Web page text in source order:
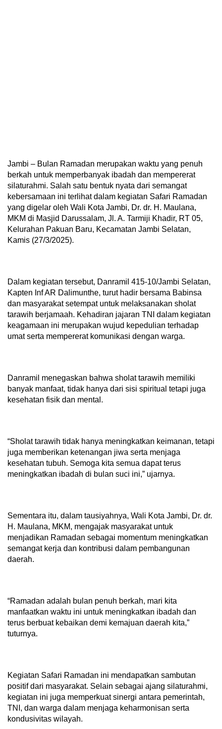
Jambi – Bulan Ramadan merupakan waktu yang penuh
berkah untuk memperbanyak ibadah dan mempererat
silaturahmi. Salah satu bentuk nyata dari semangat
kebersamaan ini terlihat dalam kegiatan Safari Ramadan
yang digelar oleh Wali Kota Jambi, Dr. dr. H. Maulana,
MKM di Masjid Darussalam, Jl. A. Tarmiji Khadir, RT 05,
Kelurahan Pakuan Baru, Kecamatan Jambi Selatan,
Kamis (27/3/2025).
Dalam kegiatan tersebut, Danramil 415-10/Jambi Selatan,
Kapten Inf AR Dalimunthe, turut hadir bersama Babinsa
dan masyarakat setempat untuk melaksanakan sholat
tarawih berjamaah. Kehadiran jajaran TNI dalam kegiatan
keagamaan ini merupakan wujud kepedulian terhadap
umat serta mempererat komunikasi dengan warga.
Danramil menegaskan bahwa sholat tarawih memiliki
banyak manfaat, tidak hanya dari sisi spiritual tetapi juga
kesehatan fisik dan mental.
“Sholat tarawih tidak hanya meningkatkan keimanan, tetapi
juga memberikan ketenangan jiwa serta menjaga
kesehatan tubuh. Semoga kita semua dapat terus
meningkatkan ibadah di bulan suci ini,” ujarnya.
Sementara itu, dalam tausiyahnya, Wali Kota Jambi, Dr. dr.
H. Maulana, MKM, mengajak masyarakat untuk
menjadikan Ramadan sebagai momentum meningkatkan
semangat kerja dan kontribusi dalam pembangunan
daerah.
“Ramadan adalah bulan penuh berkah, mari kita
manfaatkan waktu ini untuk meningkatkan ibadah dan
terus berbuat kebaikan demi kemajuan daerah kita,”
tuturnya.
Kegiatan Safari Ramadan ini mendapatkan sambutan
positif dari masyarakat. Selain sebagai ajang silaturahmi,
kegiatan ini juga memperkuat sinergi antara pemerintah,
TNI, dan warga dalam menjaga keharmonisan serta
kondusivitas wilayah.